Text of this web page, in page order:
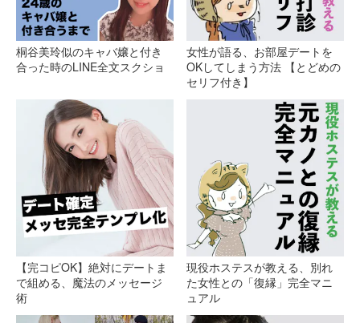
桐谷美玲似のキャバ嬢と付き
合った時のLINE全文スクショ
女性が語る、お部屋デートを
OKしてしまう方法 【とどめの
セリフ付き】
【完コピOK】絶対にデートま
で組める、魔法のメッセージ
術
現役ホステスが教える、別れ
た女性との「復縁」完全マニ
ュアル